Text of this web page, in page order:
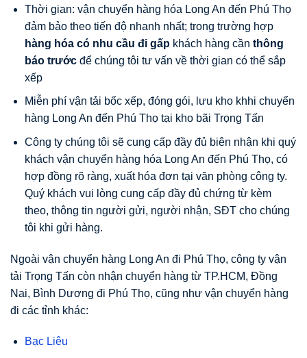
Thời gian: vận chuyển hàng hóa Long An đến Phú Thọ
đảm bảo theo tiến độ nhanh nhất; trong trường hợp
hàng hóa có nhu cầu đi gấpkhách hàng cần thông
báo trướcđể chúng tôi tư vấn về thời gian có thể sắp
xếp
Miễn phí vận tải bốc xếp, đóng gói, lưu kho khhi chuyển
hàng Long An đến Phú Thọ tại kho bãi Trọng Tấn
Công ty chúng tôi sẽ cung cấp đầy đủ biên nhận khi quý
khách vận chuyển hàng hóa Long An đến Phú Thọ, có
hợp đồng rõ ràng, xuất hóa đơn tại văn phòng công ty.
Quý khách vui lòng cung cấp đầy đủ chứng từ kèm
theo, thông tin người gửi, người nhận, SĐT cho chúng
tôi khi gửi hàng.
Ngoài vận chuyển hàng Long An đi Phú Thọ, công ty vận
tải Trọng Tấn còn nhận chuyển hàng từ TP.HCM, Đồng
Nai, Bình Dương đi Phú Thọ, cũng như vận chuyển hàng
đi các tỉnh khác:
Bạc Liêu